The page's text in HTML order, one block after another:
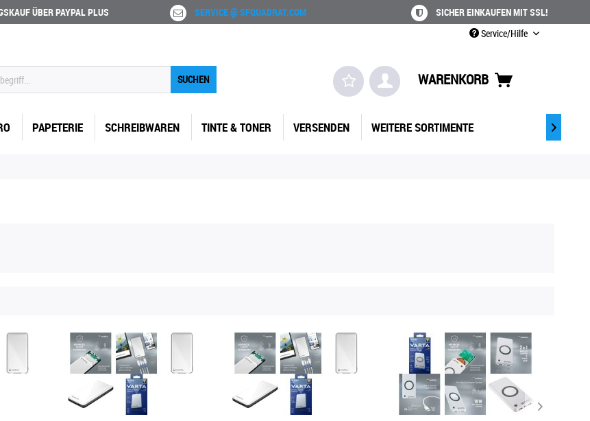
ÜBER PAYPAL PLUS SERVICE @ SFQUADRAT.COM
SICHER EINKAUFEN MIT SSL!
Service/Hilfe
SUCHEN WARENKORB
PAPETERIE SCHREIBWAREN TINTE & TONER VERSENDEN WEITERE SORTIMENTE 